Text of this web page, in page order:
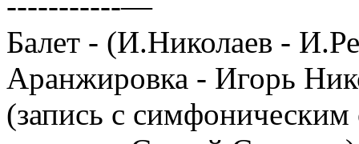
Балет - (И.Николаев -
Аранжировка - Игорь
(запись с